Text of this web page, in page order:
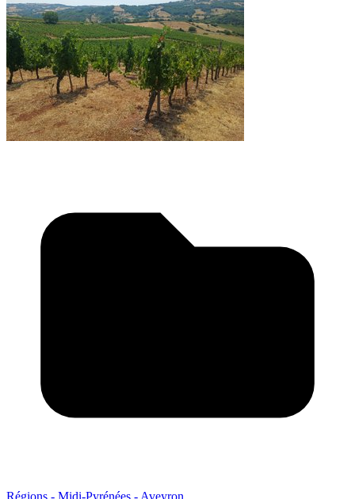
Régions - Midi-Pyrénées - Aveyron